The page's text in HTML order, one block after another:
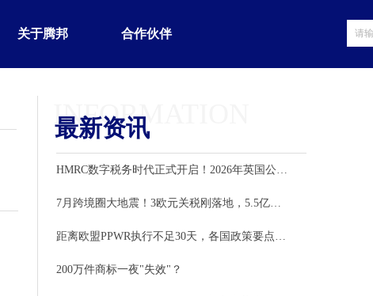
关于腾邦 合作伙伴
最新资讯
HMRC数字税务时代正式开启！2026年英国公司和跨境卖家必须重新检查账务系统
7月跨境圈大地震！3欧元关税刚落地，5.5亿欧元天价罚单又来了——卖家正在经历什么？
距离欧盟PPWR执行不足30天，各国政策要点深度解读
200万件商标一夜"失效"？
INFORMATION